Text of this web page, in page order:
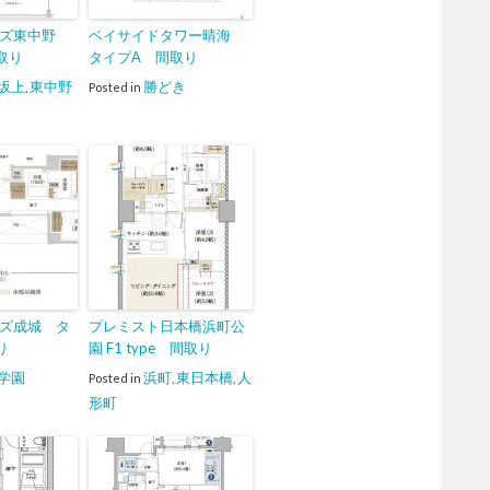
東中野
り
上 東中野
ベイサイドタワー晴海
タイプA 間取り
Posted in 勝どき
成城 タ
園
プレミスト日本橋浜町公
園 F1 type 間取り
Posted in 浜町 東日本橋, 人
形町